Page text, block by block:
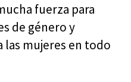
fuerza para
de género y
las mujeres en todo